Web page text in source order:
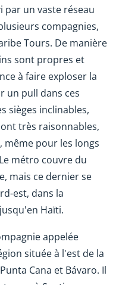
par un vaste réseau
compagnies,
Tours. De manière
sont propres et
à faire exploser la
un pull dans ces
sièges inclinables,
très raisonnables,
même pour les longs
métro couvre du
mais ce dernier se
est, dans la
Haïti.
appelée
située à l'est de la
Cana et Bávaro. Il